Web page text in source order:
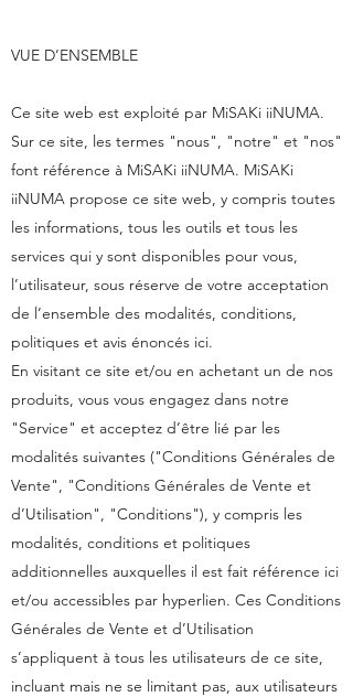
VUE D’ENSEMBLE
Ce site web est exploité par MiSAKi iiNUMA.
Sur ce site, les termes "nous", "notre" et "nos"
font référence à MiSAKi iiNUMA. MiSAKi
iiNUMA propose ce site web, y compris toutes
les informations, tous les outils et tous les
services qui y sont disponibles pour vous,
l’utilisateur, sous réserve de votre acceptation
de l’ensemble des modalités, conditions,
politiques et avis énoncés ici.
En visitant ce site et/ou en achetant un de nos
produits, vous vous engagez dans notre
"Service" et acceptez d’être lié par les
modalités suivantes ("Conditions Générales de
Vente", "Conditions Générales de Vente et
d’Utilisation", "Conditions"), y compris les
modalités, conditions et politiques
additionnelles auxquelles il est fait référence ici
et/ou accessibles par hyperlien. Ces Conditions
Générales de Vente et d’Utilisation
s’appliquent à tous les utilisateurs de ce site,
incluant mais ne se limitant pas, aux utilisateurs